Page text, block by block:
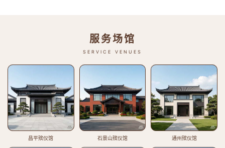
服务场馆
SERVICE VENUES
昌平殡仪馆 石景山殡仪馆 通州殡仪馆